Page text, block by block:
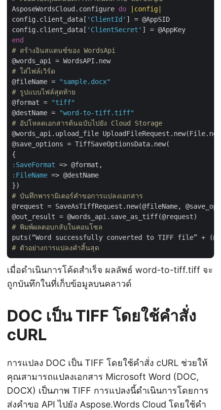
AsposeWordsCloud.configure do
|config|
config.client_data[ 'ClientId' ] = @AppSID
config.client_data[ 'ClientSecret'
end
# สร้างอินสแตนซ์ของ WordsApi
# ใส่ไฟล์เวิร์ด
@fileName =
"sample.docx"
# รูปแบบไฟล์สุดท้าย
@format =
"tiff"
@destName =
"word-to-tiff.tiff"
# อัปโหลดเอกสารต้นฉบับไปยัง Cloud Storage
@words_api.upload_file
@save_options = TiffSaveOptionsData.new(
:SaveFormat
:FileName => @destName
# บันทึกพารามิเตอร์คำขอการแปลงเอกสาร
@request = SaveAsTiffRequest.new(@fileName,
# พิมพ์ผลตอบกลับในคอนโซล
# ตัวอย่างการแปลงคำสิ้นสุด
เมื่อดำเนินการโค้ดสำเร็จ ผลลัพธ์ word-to-tiff.tiff จะ
ถูกบันทึกในที่เก็บข้อมูลบนคลาวด์
DOC เป็น TIFF โดยใช้คำสั่ง
cURL
การแปลง DOC เป็น TIFF โดยใช้คำสั่ง cURL ช่วยให้
คุณสามารถแปลงเอกสาร Microsoft Word (DOC,
DOCX) เป็นภาพ TIFF การแปลงนี้ดำเนินการโดยการ
ส่งคำขอ API ไปยัง Aspose.Words Cloud โดยใช้คำ